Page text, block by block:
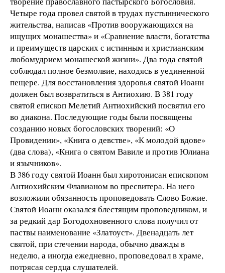
Четыре года провел святой в трудах пустыннического
жительства, написав «Против вооружающихся на
ищущих монашества» и «Сравнение власти, богатства
и преимуществ царских с истинным и христианским
любомудрием монашеской жизни». Два года святой
соблюдал полное безмолвие, находясь в уединенной
пещере. Для восстановления здоровья святой Иоанн
должен был возвратиться в Антиохию. В 381 году
святой епископ Мелетий Антиохийский посвятил его
во диакона. Последующие годы были посвящены
созданию новых богословских творений: «О
Провидении», «Книга о девстве», «К молодой вдове»
(два слова), «Книга о святом Вавиле и против Юлиана
и язычников».
В 386 году святой Иоанн был хиротонисан епископом
Антиохийским Флавианом во пресвитера. На него
возложили обязанность проповедовать Слово Божие.
Святой Иоанн оказался блестящим проповедником, и
за редкий дар Богодохновенного слова получил от
паствы наименование «Златоуст». Двенадцать лет
святой, при стечении народа, обычно дважды в
неделю, а иногда ежедневно, проповедовал в храме,
потрясая сердца слушателей.